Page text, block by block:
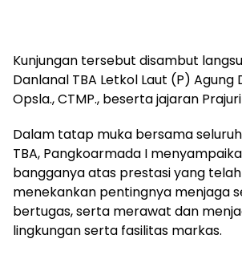
Kunjungan tersebut disambut
Danlanal TBA Letkol Laut (P) Agung
Opsla., CTMP., beserta jajaran
Dalam tatap muka bersama
TBA, Pangkoarmada I
bangganya atas prestasi yang
menekankan pentingnya menjaga
bertugas, serta merawat dan
lingkungan serta fasilitas markas.